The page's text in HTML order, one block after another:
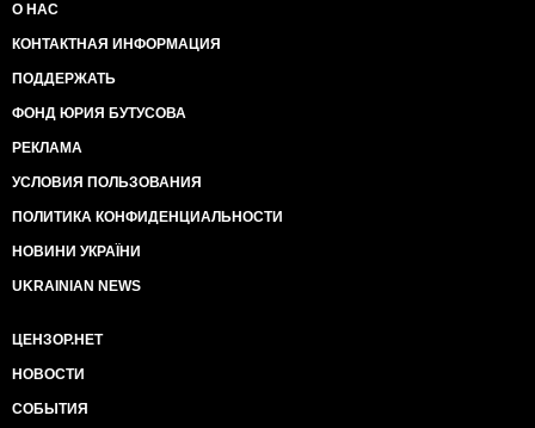
О НАС
КОНТАКТНАЯ ИНФОРМАЦИЯ
ПОДДЕРЖАТЬ
ФОНД ЮРИЯ БУТУСОВА
РЕКЛАМА
УСЛОВИЯ ПОЛЬЗОВАНИЯ
ПОЛИТИКА КОНФИДЕНЦИАЛЬНОСТИ
НОВИНИ УКРАЇНИ
UKRAINIAN NEWS
ЦЕНЗОР.НЕТ
НОВОСТИ
СОБЫТИЯ